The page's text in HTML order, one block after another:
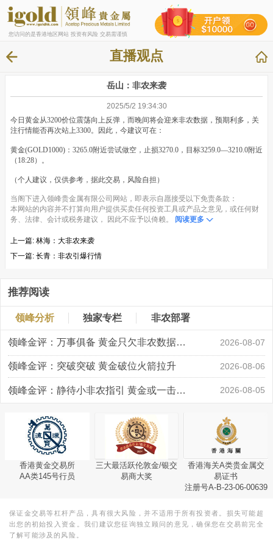
您访问的是香港地区网站 投资有风险 交易需谨慎
直播观点
岳山：非农来袭
2025/5/2 19:34:30
今日黄金从3200价位震荡向上反弹，而晚间将会迎来非农数据，预期利多，关
注行情能否再次站上3300。因此，今建议可在：
黄金(GOLD1000)：3265.0附近尝试做空，止损3270.0，目标3259.0—3210.0附近
（18:28）。
（个人建议，仅供参考，据此交易，风险自担）
当阁下进入领峰贵金属有限公司网站，即表示自愿接受以下免责条款：
本网站的内容并不打算向用户提供买卖任何投资工具或产品之意见，或任何财
务、法律、会计或税务建议， 因此不应予以倚赖。
阅读更多
上一篇: 林海：大非农来袭
下一篇: 长青：非农引爆行情
推荐阅读
领峰分析 独家专栏 非农部署
领峰金评：万事俱备 黄金只欠非农数据“东风” 2026-08-07
领峰金评：突破突破 黄金破位火箭拉升 2026-08-06
领峰金评：静待小非农指引 黄金或一击破局 2026-08-05
香港黄金交易所
AA类145号行员
三大最活跃伦敦金/银交
易商大奖
香港海关A类贵金属交
易证书
注册号A-B-23-06-00639
保证金交易等杠杆产品，具有很大风险，并不适用于所有投资者。损失可能超
出您的初始投入资金。我们建议您征询独立顾问的意见，确保您在交易前完全
了解可能涉及的风险。